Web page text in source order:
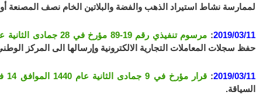
لممارسة نشاط استيراد الذهب والفضة والبلاتين الخام نصف المصنعة أو
2019/03/11
: مرسوم تنفيذي رقم 19-89 مؤرخ في 28 جمادى الثانية عام 1440 الموافق 5 مارس سنة 2019
حفظ سجلات المعاملات التجارية الالكترونية وإرسالها الى المركز
2019/03/11
: قرار مؤرخ في 9 جمادى الثانية عام 1440 الموافق 14 فبراير سنة 2019
السياقة.